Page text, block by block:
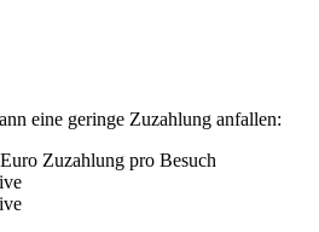
eine geringe Zuzahlung anfallen:
Zuzahlung pro Besuch